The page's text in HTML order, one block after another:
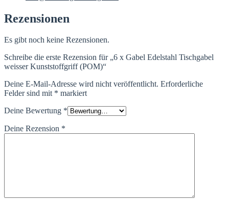
Rezensionen
Es gibt noch keine Rezensionen.
Schreibe die erste Rezension für „6 x Gabel Edelstahl Tischgabel
weisser Kunststoffgriff (POM)“
Deine E-Mail-Adresse wird nicht veröffentlicht. Erforderliche
Felder sind mit * markiert
Deine Bewertung *
Deine Rezension *